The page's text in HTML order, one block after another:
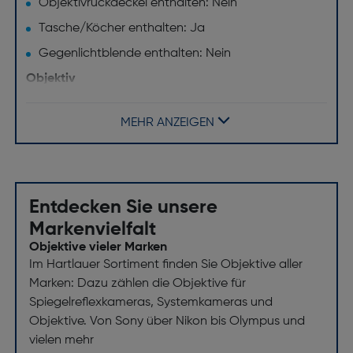
Objektivrückdeckel enthalten: Nein
Tasche/Köcher enthalten: Ja
Gegenlichtblende enthalten: Nein
Objektiv
Bildsensor Format: Vollformat
Maximum Vergrößerung: 0,15x
Blendenlamellen: 9
Naheinstellgrenze [m]: 0,28
Maximale Blendenzahl: 2,8
Bildstabilisator: Nein
Anzahl der aspärischen Linsen: 3
Zoom-Fähigkeit: Ja
MEHR ANZEIGEN
Entdecken Sie unsere
Markenvielfalt
Objektive vieler Marken
Im Hartlauer Sortiment finden Sie Objektive aller
Marken: Dazu zählen die Objektive für
Spiegelreflexkameras, Systemkameras und
Objektive. Von Sony über Nikon bis Olympus und
vielen mehr